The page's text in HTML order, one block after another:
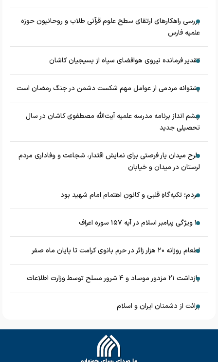
بررسی راهکارهای ارتقای سطح علوم قرآنی طلاب و روحانیون حوزه
علمیه فارس
تقدیر فرمانده نیروی هوافضای سپاه از بسیجیان کاشان
پشتوانه مردمی از عوامل مهم شکست دشمن در جنگ رمضان است
چشم‌ انداز برنامه مدرسه علمیه آیت‌الله مصطفوی کاشان در سال
تحصیلی جدید
طرح میدان یار فرصتی برای نمایش اقتدار، شجاعت و وفاداری مردم
لرستان در میدان و خیابان
مردم؛ تکیه‌گاهِ قلبی و کانونِ اهتمام امام شهید بود
۱۰ ویژگی پیامبر اسلام در آیه ۱۵۷ سوره اعراف
اطعام روزانه ۲۰ هزار زائر در حرم بانوی کرامت تا پایان ماه صفر
بازداشت ۲۱ مزدور موساد و ۴ شرور مسلح توسط وزارت اطلاعات
برائت از دشمنان ایران و اسلام